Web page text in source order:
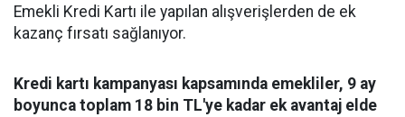
Emekli Kredi Kartı ile yapılan alışverişlerden de ek
kazanç fırsatı sağlanıyor.
Kredi kartı kampanyası kapsamında emekliler, 9 ay
boyunca toplam 18 bin TL'ye kadar ek avantaj elde